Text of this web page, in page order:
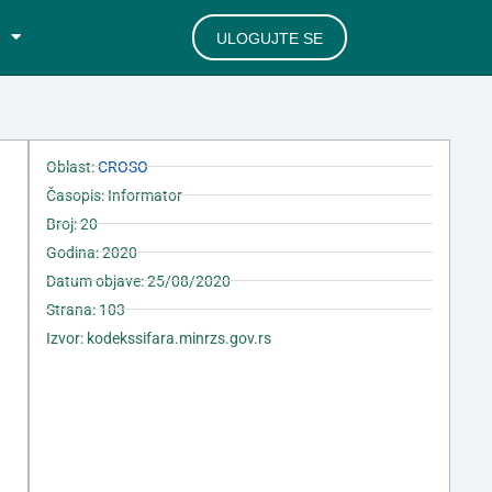
ULOGUJTE SE
Oblast:CROSO
Časopis: Informator
Broj: 20
Godina: 2020
Datum objave: 25/08/2020
Strana: 103
Izvor: kodekssifara.minrzs.gov.rs